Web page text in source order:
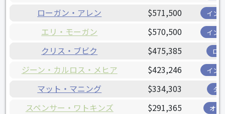
ローガン・アレン $571,500 イン
エリ・モーガン $570,500 イン
クリス・ブビク $475,385 ロ
ジーン・カルロス・メヒア $423,246 イン
マット・マニング $334,303 タ
スペンサー・ワトキンズ $291,365 オリ